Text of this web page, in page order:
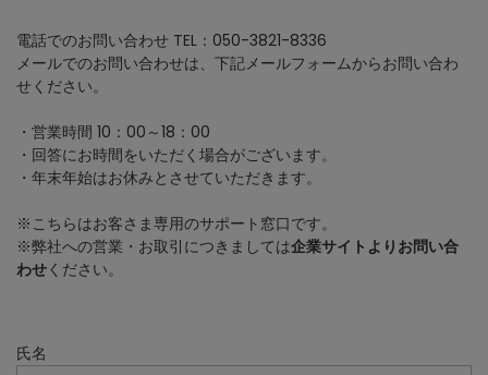
電話でのお問い合わせ TEL：050-3821-8336
メールでのお問い合わせは、下記メールフォームからお問い合わ
せください。
・営業時間 10：00～18：00
・回答にお時間をいただく場合がございます。
・年末年始はお休みとさせていただきます。
※こちらはお客さま専用のサポート窓口です。
※弊社への営業・お取引につきましては企業サイトよりお問い合
わせください。
氏名